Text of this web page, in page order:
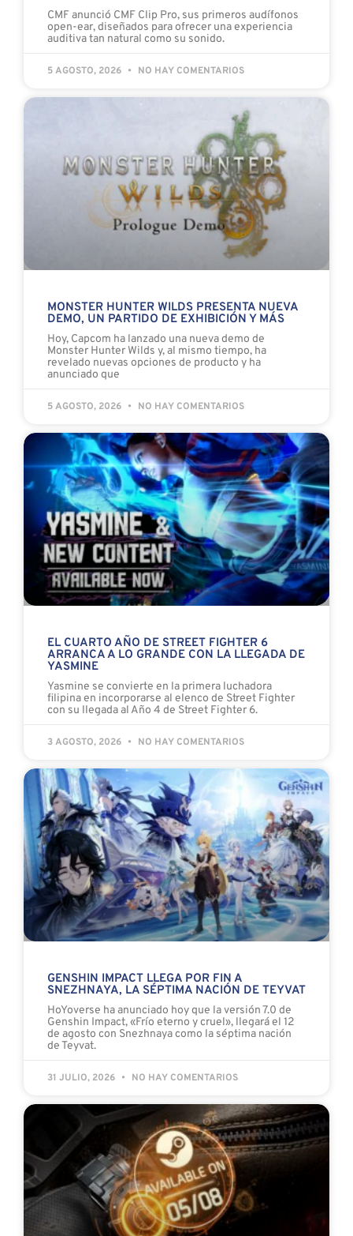
CMF anunció CMF Clip Pro, sus primeros audífonos
open-ear, diseñados para ofrecer una experiencia
auditiva tan natural como su sonido.
5 AGOSTO, 2026 NO HAY COMENTARIOS
MONSTER HUNTER WILDS PRESENTA NUEVA
DEMO, UN PARTIDO DE EXHIBICIÓN Y MÁS
Hoy, Capcom ha lanzado una nueva demo de
Monster Hunter Wilds y, al mismo tiempo, ha
revelado nuevas opciones de producto y ha
anunciado que
5 AGOSTO, 2026 NO HAY COMENTARIOS
EL CUARTO AÑO DE STREET FIGHTER 6
ARRANCA A LO GRANDE CON LA LLEGADA DE
YASMINE
Yasmine se convierte en la primera luchadora
filipina en incorporarse al elenco de Street Fighter
con su llegada al Año 4 de Street Fighter 6.
3 AGOSTO, 2026 NO HAY COMENTARIOS
GENSHIN IMPACT LLEGA POR FIN A
SNEZHNAYA, LA SÉPTIMA NACIÓN DE TEYVAT
HoYoverse ha anunciado hoy que la versión 7.0 de
Genshin Impact, «Frío eterno y cruel», llegará el 12
de agosto con Snezhnaya como la séptima nación
de Teyvat.
31 JULIO, 2026 NO HAY COMENTARIOS